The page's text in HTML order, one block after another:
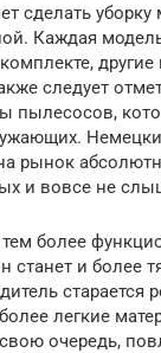
сделать
Каждая
следует
пылесосов,
рынок
и вовсе не
более
станет и более
старается
легкие
очередь,